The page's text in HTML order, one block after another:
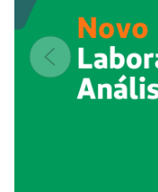
Anterior